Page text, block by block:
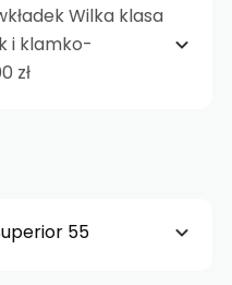
Wilka klasa
i klamko-
zł
55